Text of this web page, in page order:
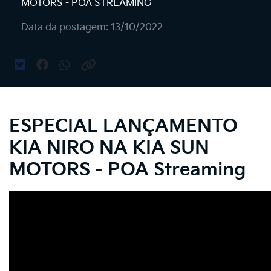
MOTORS - POA STREAMING
Data da postagem: 13/10/2022
ESPECIAL LANÇAMENTO
KIA NIRO NA KIA SUN
MOTORS - POA Streaming